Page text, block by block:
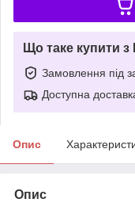
Що таке купити
Замовлення під
Доступна
Опис
Опис